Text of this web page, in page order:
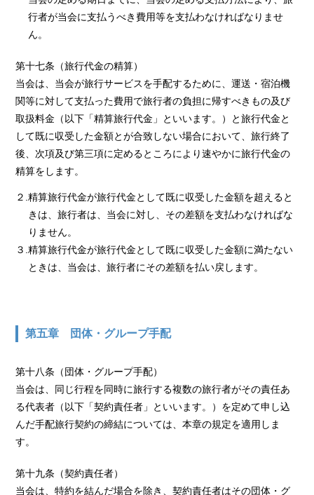
行者が当会に支払うべき費用等を支払わなければなりませ
ん。
第十七条（旅行代金の精算）
当会は、当会が旅行サービスを手配するために、運送・宿泊機
関等に対して支払った費用で旅行者の負担に帰すべきもの及び
取扱料金（以下「精算旅行代金」といいます。）と旅行代金と
して既に収受した金額とが合致しない場合において、旅行終了
後、次項及び第三項に定めるところにより速やかに旅行代金の
精算をします。
２.精算旅行代金が旅行代金として既に収受した金額を超えると
きは、旅行者は、当会に対し、その差額を支払わなければな
りません。
３.精算旅行代金が旅行代金として既に収受した金額に満たない
ときは、当会は、旅行者にその差額を払い戻します。
第五章 団体・グループ手配
第十八条（団体・グループ手配）
当会は、同じ行程を同時に旅行する複数の旅行者がその責任あ
る代表者（以下「契約責任者」といいます。）を定めて申し込
んだ手配旅行契約の締結については、本章の規定を適用しま
す。
第十九条（契約責任者）
当会は、特約を結んだ場合を除き、契約責任者はその団体・グ